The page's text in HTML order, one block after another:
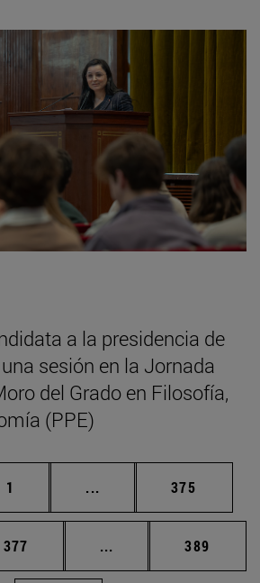
a la presidencia de
sesión en la Jornada
del Grado en Filosofía,
(PPE)
Página
1 ... Páginas intermedias
Página
375
Página
377 ... Páginas intermedias
Página
389